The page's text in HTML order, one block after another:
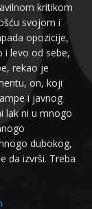
kritikom
svojom i
opozicije,
i levo od sebe,
rekao je
on, koji
i javnog
lak ni u mnogo
dubokog,
da izvrši. Treba